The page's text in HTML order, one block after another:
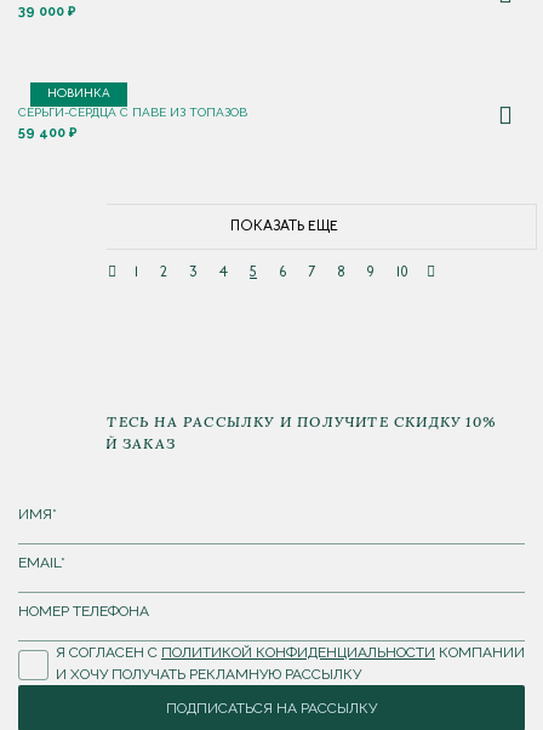
39 000 ₽
НОВИНКА
СЕРЬГИ-СЕРДЦА С ПАВЕ ИЗ ТОПАЗОВ
59 400 ₽
ПОКАЗАТЬ ЕЩЕ
2 3 4 5 6 7 8 9 10
ПОДПИШИТЕСЬ НА РАССЫЛКУ И ПОЛУЧИТЕ СКИДКУ 10%
НА ПЕРВЫЙ ЗАКАЗ
Я СОГЛАСЕН С ПОЛИТИКОЙ КОНФИДЕНЦИАЛЬНОСТИ КОМПАНИИ
И ХОЧУ ПОЛУЧАТЬ РЕКЛАМНУЮ РАССЫЛКУ
ПОДПИСАТЬСЯ НА РАССЫЛКУ